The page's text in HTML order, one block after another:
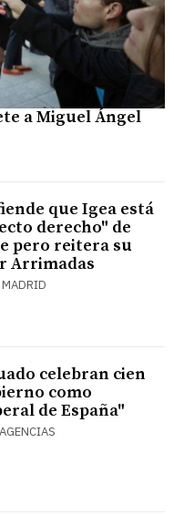
a Miguel Ángel
que Igea está
derecho" de
pero reitera su
Arrimadas
MADRID
celebran cien
como
de España"